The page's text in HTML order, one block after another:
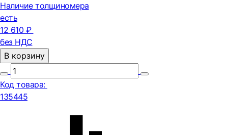
Наличие толщиномера
есть
12 610 ₽
без НДС
В корзину
Код товара:
135445